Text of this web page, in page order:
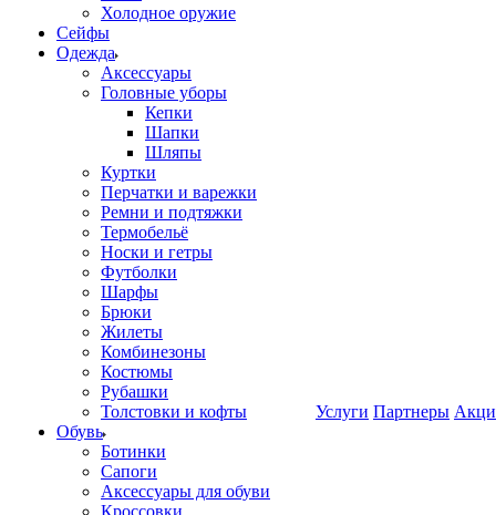
Холодное оружие
Сейфы
Одежда
Аксессуары
Головные уборы
Кепки
Шапки
Шляпы
Куртки
Перчатки и варежки
Ремни и подтяжки
Термобельё
Носки и гетры
Футболки
Шарфы
Брюки
Жилеты
Комбинезоны
Костюмы
Рубашки
Толстовки и кофты
Обувь
Ботинки
Сапоги
Аксессуары для обуви
Кроссовки
Услуги Партнеры